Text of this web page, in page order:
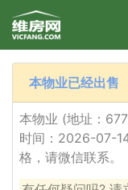
本物业已经出售
本物业 (地址：
时间：2026-07-
格，请微信联系。